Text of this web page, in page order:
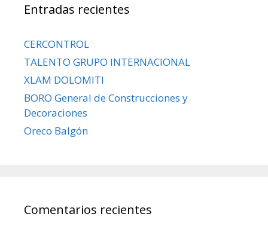
Entradas recientes
CERCONTROL
TALENTO GRUPO INTERNACIONAL
XLAM DOLOMITI
BORO General de Construcciones y
Decoraciones
Oreco Balgón
Comentarios recientes